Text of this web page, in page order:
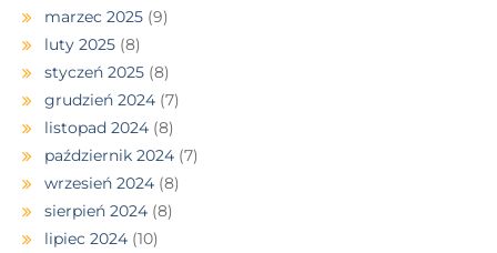
marzec 2025 (9)
luty 2025 (8)
styczeń 2025 (8)
grudzień 2024 (7)
listopad 2024 (8)
październik 2024 (7)
wrzesień 2024 (8)
sierpień 2024 (8)
lipiec 2024 (10)